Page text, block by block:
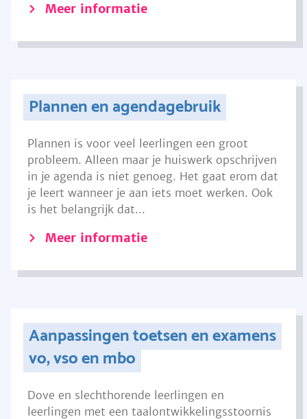
Meer informatie
Plannen en agendagebruik
Plannen is voor veel leerlingen een groot
probleem. Alleen maar je huiswerk opschrijven
in je agenda is niet genoeg. Het gaat erom dat
je leert wanneer je aan iets moet werken. Ook
is het belangrijk dat...
Meer informatie
Aanpassingen toetsen en examens
vo, vso en mbo
Dove en slechthorende leerlingen en
leerlingen met een taalontwikkelingsstoornis